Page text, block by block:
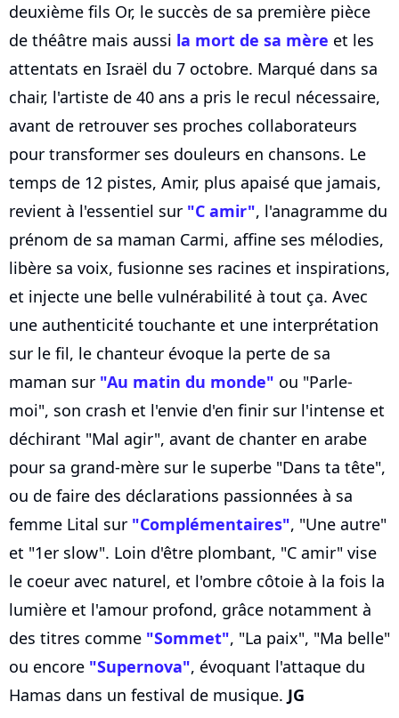
deuxième fils Or, le succès de sa première pièce
de théâtre mais aussi la mort de sa mère et les
attentats en Israël du 7 octobre. Marqué dans sa
chair, l'artiste de 40 ans a pris le recul nécessaire,
avant de retrouver ses proches collaborateurs
pour transformer ses douleurs en chansons. Le
temps de 12 pistes, Amir, plus apaisé que jamais,
revient à l'essentiel sur "C amir", l'anagramme du
prénom de sa maman Carmi, affine ses mélodies,
libère sa voix, fusionne ses racines et inspirations,
et injecte une belle vulnérabilité à tout ça. Avec
une authenticité touchante et une interprétation
sur le fil, le chanteur évoque la perte de sa
maman sur "Au matin du monde" ou "Parle-
moi", son crash et l'envie d'en finir sur l'intense et
déchirant "Mal agir", avant de chanter en arabe
pour sa grand-mère sur le superbe "Dans ta tête",
ou de faire des déclarations passionnées à sa
femme Lital sur "Complémentaires", "Une autre"
et "1er slow". Loin d'être plombant, "C amir" vise
le coeur avec naturel, et l'ombre côtoie à la fois la
lumière et l'amour profond, grâce notamment à
des titres comme "Sommet", "La paix", "Ma belle"
ou encore "Supernova", évoquant l'attaque du
Hamas dans un festival de musique. JG